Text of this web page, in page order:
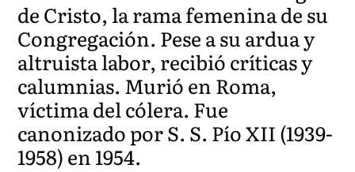
de Cristo, la rama femenina de su
Congregación. Pese a su ardua y
altruista labor, recibió críticas y
calumnias. Murió en Roma,
víctima del cólera. Fue
canonizado por S. S. Pío XII (1939-
1958) en 1954.